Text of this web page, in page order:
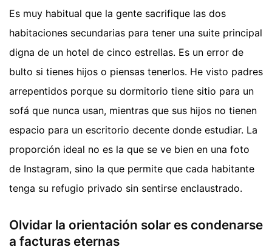
Es muy habitual que la gente sacrifique las dos
habitaciones secundarias para tener una suite principal
digna de un hotel de cinco estrellas. Es un error de
bulto si tienes hijos o piensas tenerlos. He visto padres
arrepentidos porque su dormitorio tiene sitio para un
sofá que nunca usan, mientras que sus hijos no tienen
espacio para un escritorio decente donde estudiar. La
proporción ideal no es la que se ve bien en una foto
de Instagram, sino la que permite que cada habitante
tenga su refugio privado sin sentirse enclaustrado.
Olvidar la orientación solar es condenarse
a facturas eternas